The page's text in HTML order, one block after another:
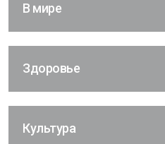
В мире
Здоровье
Культура